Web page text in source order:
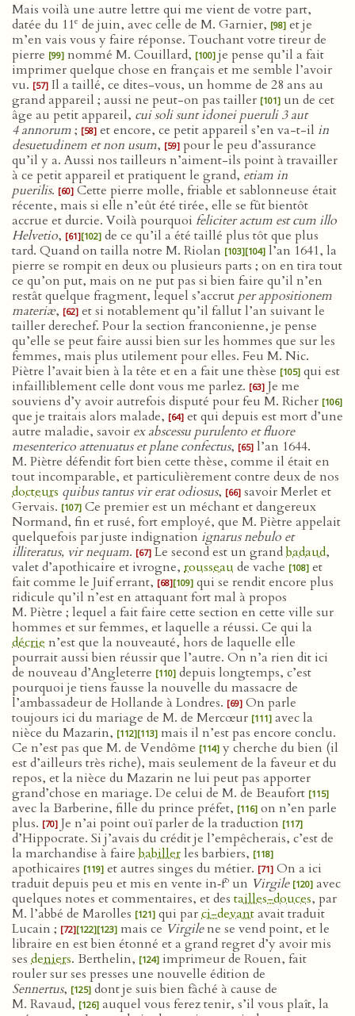
Mais voilà une autre lettre qui me vient de votre part,
datée du 11e de juin, avec celle de M. Garnier, [98] et je
m’en vais vous y faire réponse. Touchant votre tireur de
pierre [99] nommé M. Couillard, [100] je pense qu’il a fait
imprimer quelque chose en français et me semble l’avoir
vu. [57] Il a taillé, ce dites-vous, un homme de 28 ans au
grand appareil ; aussi ne peut-on pas tailler [101] un de cet
âge au petit appareil, cui soli sunt idonei pueruli 3 aut
4 annorum; [58] et encore, ce petit appareil s’en va-t-il in
desuetudinem et non usum, [59] pour le peu d’assurance
qu’il y a. Aussi nos tailleurs n’aiment-ils point à travailler
à ce petit appareil et pratiquent le grand, etiam in
puerilis. [60] Cette pierre molle, friable et sablonneuse était
récente, mais si elle n’eût été tirée, elle se fût bientôt
accrue et durcie. Voilà pourquoi feliciter actum est cum illo
Helvetio, [61][102] de ce qu’il a été taillé plus tôt que plus
tard. Quand on tailla notre M. Riolan [103][104] l’an 1641, la
pierre se rompit en deux ou plusieurs parts ; on en tira tout
ce qu’on put, mais on ne put pas si bien faire qu’il n’en
restât quelque fragment, lequel s’accrut per appositionem
materiæ, [62] et si notablement qu’il fallut l’an suivant le
tailler derechef. Pour la section franconienne, je pense
qu’elle se peut faire aussi bien sur les hommes que sur les
femmes, mais plus utilement pour elles. Feu M. Nic.
Piètre l’avait bien à la tête et en a fait une thèse [105] qui est
infailliblement celle dont vous me parlez. [63] Je me
souviens d’y avoir autrefois disputé pour feu M. Richer [106]
que je traitais alors malade, [64] et qui depuis est mort d’une
autre maladie, savoir ex abscessu purulento et fluore
mesenterico attenuatus et plane confectus, [65] l’an 1644.
M. Piètre défendit fort bien cette thèse, comme il était en
tout incomparable, et particulièrement contre deux de nos
docteurs quibus tantus vir erat odiosus, [66] savoir Merlet et
Gervais. [107] Ce premier est un méchant et dangereux
Normand, fin et rusé, fort employé, que M. Piètre appelait
quelquefois par juste indignation ignarus nebulo et
illiteratus, vir nequam. [67] Le second est un grandbadaud,
valet d’apothicaire et ivrogne, rousseau de vache [108] et
fait comme le Juif errant, [68][109] qui se rendit encore plus
ridicule qu’il n’est en attaquant fort mal à propos
M. Piètre ; lequel a fait faire cette section en cette ville sur
hommes et sur femmes, et laquelle a réussi. Ce qui la
décrie n’est que la nouveauté, hors de laquelle elle
pourrait aussi bien réussir que l’autre. On n’a rien dit ici
de nouveau d’Angleterre [110] depuis longtemps, c’est
pourquoi je tiens fausse la nouvelle du massacre de
l’ambassadeur de Hollande à Londres. [69] On parle
toujours ici du mariage de M. de Mercœur [111] avec la
nièce du Mazarin, [112][113] mais il n’est pas encore conclu.
Ce n’est pas que M. de Vendôme [114] y cherche du bien (il
est d’ailleurs très riche), mais seulement de la faveur et du
repos, et la nièce du Mazarin ne lui peut pas apporter
grand’chose en mariage. De celui de M. de Beaufort [115]
avec la Barberine, fille du prince préfet, [116] on n’en parle
plus. [70] Je n’ai point ouï parler de la traduction [117]
d’Hippocrate. Si j’avais du crédit je l’empêcherais, c’est de
la marchandise à fairebabillerles barbiers, [118]
apothicaires [119] et autres singes du métier. [71] On a ici
traduit depuis peu et mis en vente in‑fo un Virgile [120] avec
quelques notes et commentaires, et des tailles-douces, par
M. l’abbé de Marolles [121] qui parci-devantavait traduit
Lucain ; [72][122][123] mais ce Virgilene se vend point, et le
libraire en est bien étonné et a grand regret d’y avoir mis
ses deniers. Berthelin, [124] imprimeur de Rouen, fait
rouler sur ses presses une nouvelle édition de
Sennertus, [125] dont je suis bien fâché à cause de
M. Ravaud, [126] auquel vous ferez tenir, s’il vous plaît, la